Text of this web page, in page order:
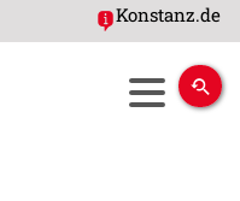
Konstanz.de